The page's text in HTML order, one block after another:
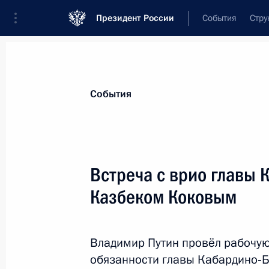
Президент России События
островов в российском секторе
2 августа 2019 года, 18:20
События
Встреча с врио главы
Казбеком Коковым
Владимир Путин провёл
обязанности главы